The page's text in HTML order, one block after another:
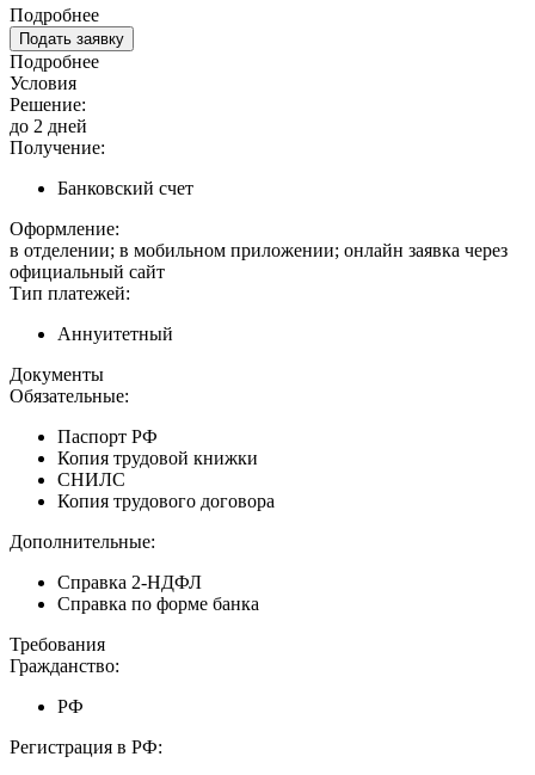
Подробнее
Подать заявку
Подробнее
Условия
Решение:
до 2 дней
Получение:
Банковский счет
Оформление:
в отделении; в мобильном приложении; онлайн заявка через
официальный сайт
Тип платежей:
Аннуитетный
Документы
Обязательные:
Паспорт РФ
Копия трудовой книжки
СНИЛС
Копия трудового договора
Дополнительные:
Справка 2-НДФЛ
Справка по форме банка
Требования
Гражданство:
РФ
Регистрация в РФ: